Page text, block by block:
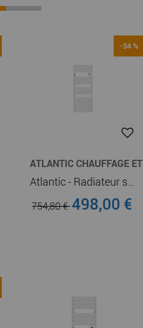
-34 %
ATLANTIC CHAUFFAGE ET
Atlantic - Radiateur sèche-serviettes connecté Adelis digital 1750W Blanc Carat (861645)
754,80 €498,00 €